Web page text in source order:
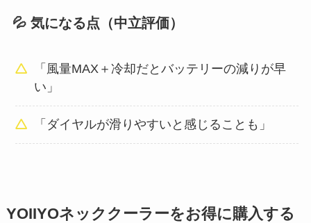
💦 気になる点（中立評価）
「風量MAX＋冷却だとバッテリーの減りが早
い」
「ダイヤルが滑りやすいと感じることも」
YOIIYOネッククーラーをお得に購入する